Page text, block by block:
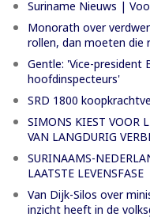
Suriname Nieuws |
Monorath over
rollen, dan moeten die
Gentle: 'Vice-president
hoofdinspecteurs'
SRD 1800
SIMONS KIEST VOOR
VAN LANGDURIG
SURINAAMS-
LAATSTE LEVENSFASE
Van Dijk-Silos over
inzicht heeft in de